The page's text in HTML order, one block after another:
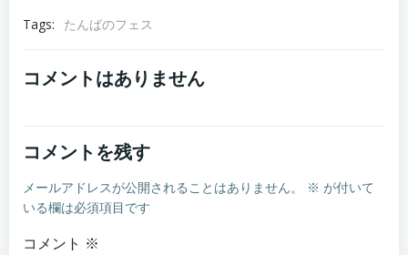
Tags: たんばのフェス
コメントはありません
コメントを残す
メールアドレスが公開されることはありません。 ※ が付いて
いる欄は必須項目です
コメント ※